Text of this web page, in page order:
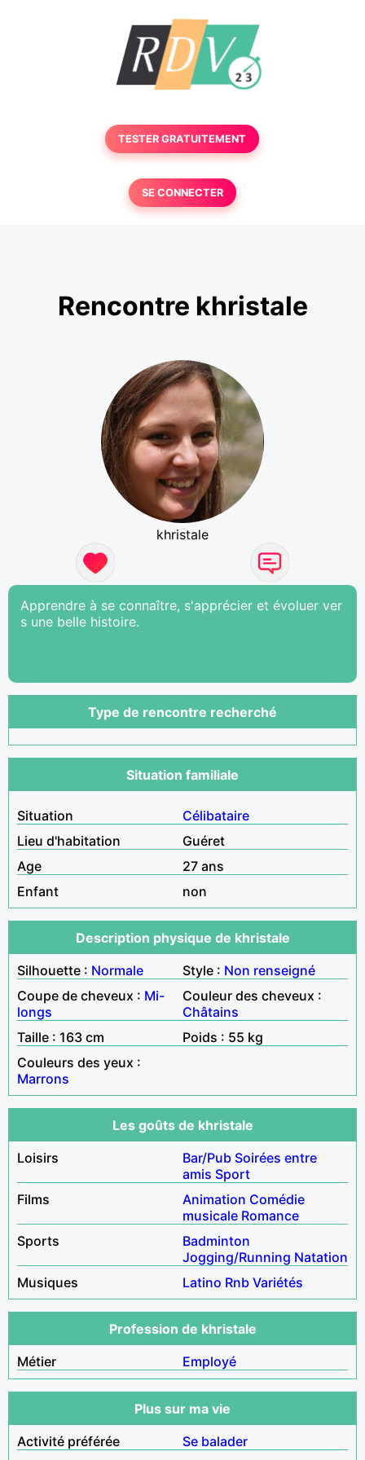
TESTER GRATUITEMENT
SE CONNECTER
Rencontre khristale
khristale
Apprendre à se connaître, s'apprécier et évoluer ver
s une belle histoire.
Type de rencontre recherché
Situation familiale
Situation
Célibataire
Lieu d'habitation
Guéret
Age
27 ans
Enfant
non
Description physique de khristale
Silhouette : Normale Style : Non renseigné
Coupe de cheveux : Mi-
longs
Couleur des cheveux :
Châtains
Taille : 163 cm
Poids : 55 kg
Couleurs des yeux :
Marrons
Les goûts de khristale
Loisirs
Bar/Pub Soirées entre
amis Sport
Films
Animation Comédie
musicale Romance
Sports
Badminton
Jogging/Running Natation
Musiques
Latino Rnb Variétés
Profession de khristale
Métier
Employé
Plus sur ma vie
Activité préférée
Se balader